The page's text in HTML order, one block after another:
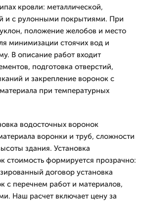
кровли: металлической,
и с рулонными покрытиями. При
положение желобов и место
минимизации стоячих вод и
В описание работ входит
подготовка отверстий,
и закрепление воронок с
при температурных
водосточных воронок
воронки и труб, сложности
здания. Установка
стоимость формируется прозрачно:
договор установка
с перечнем работ и материалов,
Наш расчет включает цену за